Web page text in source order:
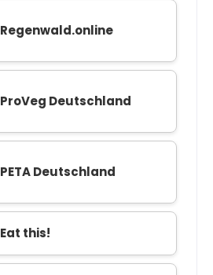
Regenwald.online
ProVeg Deutschland
PETA Deutschland
Eat this!